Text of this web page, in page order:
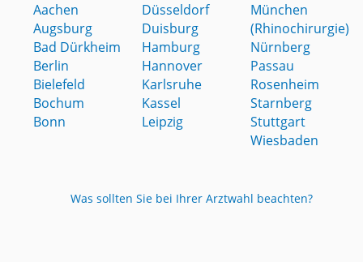
Aachen
Augsburg
Bad Dürkheim
Berlin
Bielefeld
Bochum
Bonn
Düsseldorf
Duisburg
Hamburg
Hannover
Karlsruhe
Kassel
Leipzig
München
(Rhinochirurgie)
Nürnberg
Passau
Rosenheim
Starnberg
Stuttgart
Wiesbaden
Was sollten Sie bei Ihrer Arztwahl beachten?